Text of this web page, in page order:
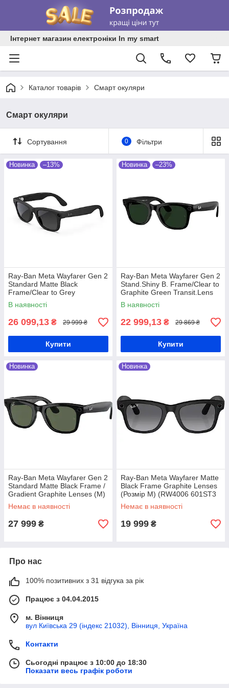
Інтернет магазин електроніки In my smart
Каталог товарів Смарт окуляри
Смарт окуляри
Сортування 0 Фільтри
Новинка –13%
Ray-Ban Meta Wayfarer Gen 2
Standard Matte Black
Frame/Clear to Grey
Transitions Lenses (М)
(RW4012 601S1Z 50-22)
В наявності
26 099,13 ₴ 29 999 ₴
Купити
Новинка –23%
Ray-Ban Meta Wayfarer Gen 2
Stand.Shiny B. Frame/Clear to
Graphite Green Transit.Lens
(М) (RW4012 601/1M 50-22)
Смарт-окуляри
В наявності
22 999,13 ₴ 29 869 ₴
Купити
Новинка
Ray-Ban Meta Wayfarer Gen 2
Standard Matte Black Frame /
Gradient Graphite Lenses (M)
(RW4012 601ST3 50-22)
Смарт-окуляри
Немає в наявності
27 999 ₴
Новинка
Ray-Ban Meta Wayfarer Matte
Black Frame Graphite Lenses
(Розмір М) (RW4006 601ST3
50-22) Смарт-окуляри
Немає в наявності
19 999 ₴
Про нас
100% позитивних з 31 відгука за рік
Працює з 04.04.2015
м. Вінниця
вул Київська 29 (індекс 21032), Вінниця, Україна
Контакти
Сьогодні працює з 10:00 до 18:30
Показати весь графік роботи